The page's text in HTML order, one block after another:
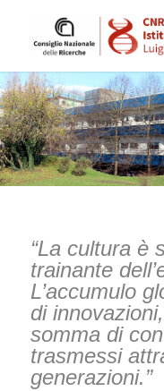
“La cultura è
trainante
L’accumulo
di
somma di
trasmessi
generazioni.”